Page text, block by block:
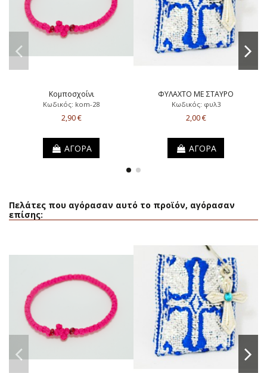
Κομποσχοίνι
Κωδικός: kom-28
2,90 €
ΑΓΟΡΑ
ΦΥΛΑΧΤΟ ΜΕ ΣΤΑΥΡΟ
Κωδικός: φυλ3
2,00 €
ΑΓΟΡΑ
Πελάτες που αγόρασαν αυτό το προϊόν, αγόρασαν
επίσης: